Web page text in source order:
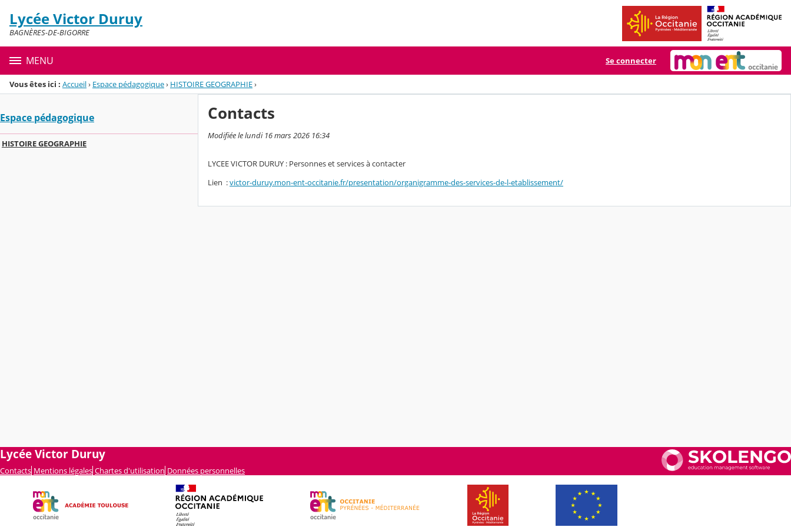
Menu de la rubrique
Contenu
Lycée Victor Duruy
BAGNÈRES-DE-BIGORRE
MENU Se connecter
Vous êtes ici : Accueil› Espace pédagogique› HISTOIRE GEOGRAPHIE›
Espace pédagogique
HISTOIRE GEOGRAPHIE
Contacts
Modifiée le lundi 16 mars 2026 16:34
LYCEE VICTOR DURUY : Personnes et services à contacter
Lien :victor-duruy.mon-ent-occitanie.fr/presentation/organigramme-des-services-de-l-etablissement/
Lycée Victor Duruy
Contacts Mentions légales Chartes d'utilisation Données personnelles